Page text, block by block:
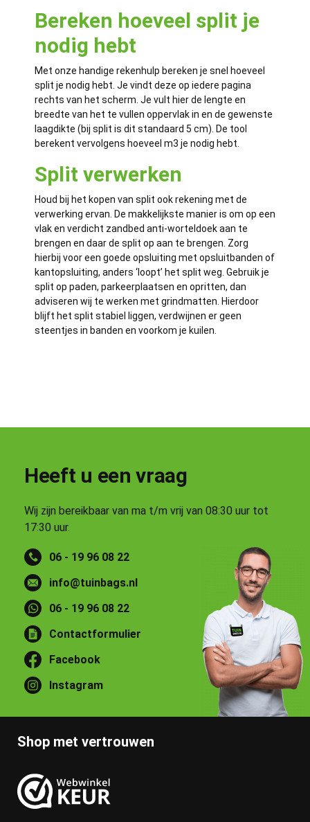
Bereken hoeveel split je
nodig hebt
Met onze handige rekenhulp bereken je snel hoeveel
split je nodig hebt. Je vindt deze op iedere pagina
rechts van het scherm. Je vult hier de lengte en
breedte van het te vullen oppervlak in en de gewenste
laagdikte (bij split is dit standaard 5 cm). De tool
berekent vervolgens hoeveel m3 je nodig hebt.
Split verwerken
Houd bij het kopen van split ook rekening met de
verwerking ervan. De makkelijkste manier is om op een
vlak en verdicht zandbed anti-worteldoek aan te
brengen en daar de split op aan te brengen. Zorg
hierbij voor een goede opsluiting met opsluitbanden of
kantopsluiting, anders ‘loopt’ het split weg. Gebruik je
split op paden, parkeerplaatsen en opritten, dan
adviseren wij te werken met grindmatten. Hierdoor
blijft het split stabiel liggen, verdwijnen er geen
steentjes in banden en voorkom je kuilen.
Heeft u een vraag
Wij zijn bereikbaar van ma t/m vrij van 08:30 uur tot
17:30 uur.
06 - 19 96 08 22
info@tuinbags.nl
06 - 19 96 08 22
Contactformulier
Facebook
Instagram
Shop met vertrouwen